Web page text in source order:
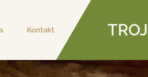
Kontakt